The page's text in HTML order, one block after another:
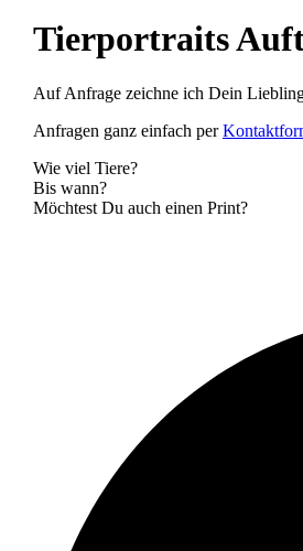
Tierportraits
Auf Anfrage zeichne ich Dein
Anfragen ganz einfach per
Wie viel Tiere?
Bis wann?
Möchtest Du auch einen Print?